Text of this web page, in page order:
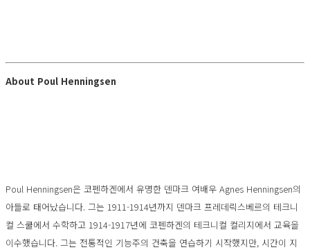
About Poul Henningsen
Poul Henningsen은 코펜하겐에서 유명한 덴마크 여배우 Agnes Henningsen의
아들로 태어났습니다. 그는 1911-1914년까지 덴마크 프레데릭스베르의 테크니
컬 스쿨에서 수학하고 1914-1917년에 코펜하겐의 테크니컬 컬리지에서 교육을
이수했습니다. 그는 전통적인 기능주의 건축을 연습하기 시작했지만, 시간이 지